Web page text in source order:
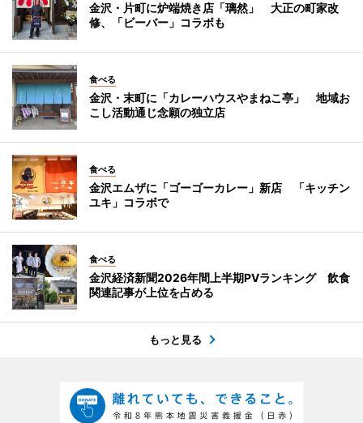
金沢・片町に炉端焼き店「璃然」 大正の町家改
修、「ビーバー」コラボも
食べる
金沢・末町に「カレーハウスやまねこ亭」 地域お
こし活動通じ念願の独立店
食べる
金沢エムザに「ゴーゴーカレー」新店 「キッチン
ユキ」コラボで
食べる
金沢経済新聞2026年間上半期PVランキング 飲食
関連記事が上位を占める
もっと見る